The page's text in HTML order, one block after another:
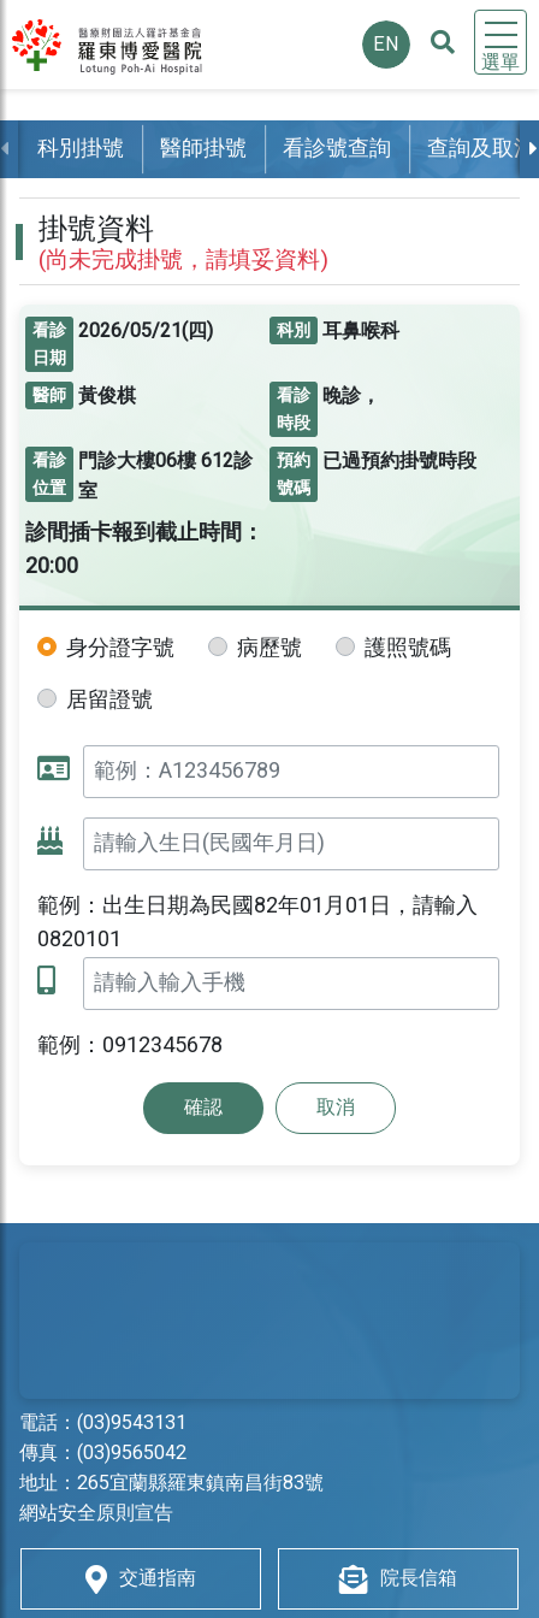
選單
EN
科別掛號 醫師掛號 看診號查詢 查詢及取消
掛號資料
(尚未完成掛號，請填妥資料)
看診
日期
2026/05/21(四) 科別 耳鼻喉科
醫師 黃俊棋
看診
時段
晚診，
看診
位置
門診大樓06樓612診
室
預約
號碼
已過預約掛號時段
診間插卡報到截止時間：
20:00
身分證字號 病歷號
護照號碼
居留證號
範例：出生日期為民國82年01月01日，請輸入
0820101
範例：0912345678
確認 取消
電話： (03)9543131
傳真：(03)9565042
地址： 265宜蘭縣羅東鎮南昌街83號
網站安全原則宣告
交通指南 院長信箱